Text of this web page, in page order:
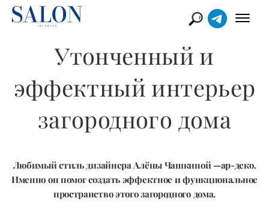
Утонченный и
эффектный интерьер
загородного дома
Любимый стиль дизайнера Алёны Чашкиной —ар-деко.
Именно он помог создать эффектное и функциональное
пространство этого загородного дома.